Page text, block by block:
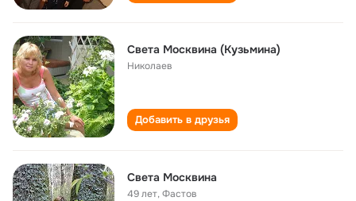
Света Москвина (Кузьмина)
Николаев
Добавить в друзья
Света Москвина
49 лет,Фастов